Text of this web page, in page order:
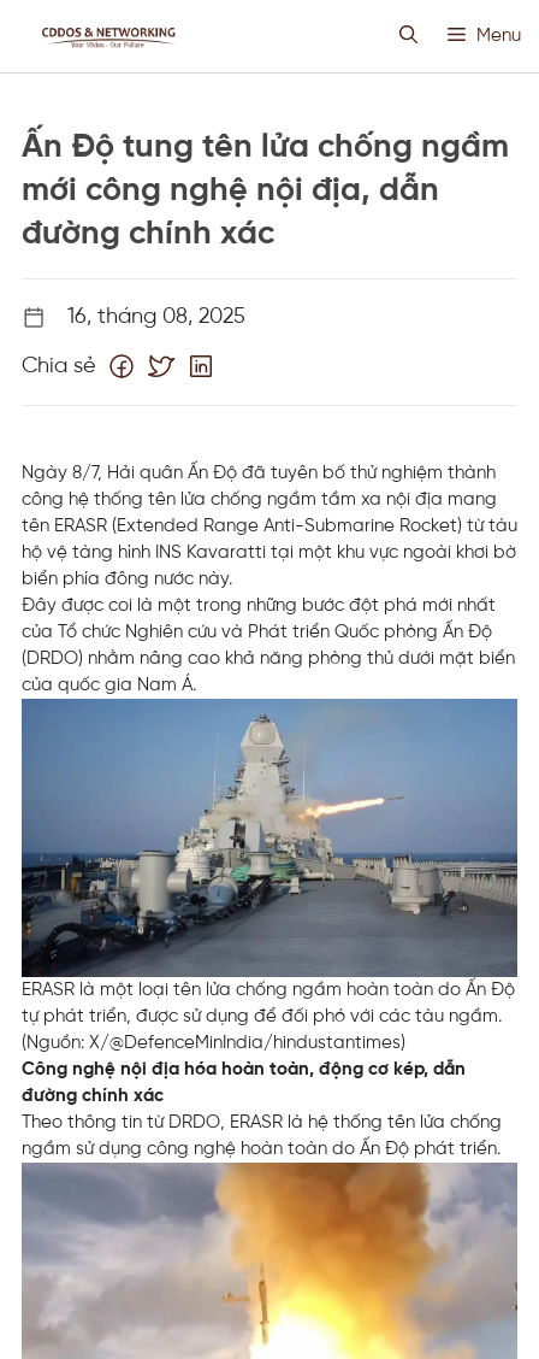
Menu
CLOUD VPS
ANTI DDOS
PROXY CUSTOM
TIN TỨC
Ấn Độ tung tên lửa chống ngầm
mới công nghệ nội địa, dẫn
đường chính xác
16, tháng 08, 2025
Chia sẻ
Ngày 8/7, Hải quân Ấn Độ đã tuyên bố thử nghiệm thành
công hệ thống tên lửa chống ngầm tầm xa nội địa mang
tên ERASR (Extended Range Anti-Submarine Rocket) từ tàu
hộ vệ tàng hình INS Kavaratti tại một khu vực ngoài khơi bờ
biển phía đông nước này.
Đây được coi là một trong những bước đột phá mới nhất
của Tổ chức Nghiên cứu và Phát triển Quốc phòng Ấn Độ
(DRDO) nhằm nâng cao khả năng phòng thủ dưới mặt biển
của quốc gia Nam Á.
ERASR là một loại tên lửa chống ngầm hoàn toàn do Ấn Độ
tự phát triển, được sử dụng để đối phó với các tàu ngầm.
(Nguồn: X/@DefenceMinIndia/hindustantimes)
Công nghệ nội địa hóa hoàn toàn, động cơ kép, dẫn
đường chính xác
Theo thông tin từ DRDO, ERASR là hệ thống tên lửa chống
ngầm sử dụng công nghệ hoàn toàn do Ấn Độ phát triển.